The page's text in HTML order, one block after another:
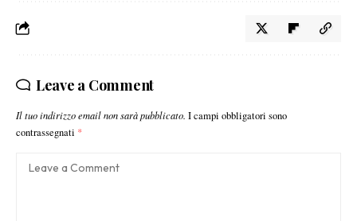
Leave a Comment
Il tuo indirizzo email non sarà pubblicato. I campi obbligatori sono
contrassegnati *